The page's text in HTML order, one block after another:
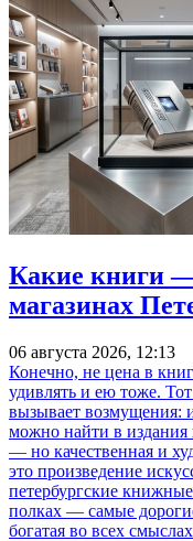
Какие книги
магазинах
06 августа 2026, 12:13
Конечно, не цена в
удивлять и ею тоже.
вызывает возмущения:
можно найти в издания
— но качественная и
это произведение
петербургские
полках — самые
богатая во всех